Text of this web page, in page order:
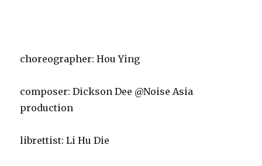
choreographer: Hou Ying
composer: Dickson Dee @Noise Asia
production
librettist: Li Hu Die